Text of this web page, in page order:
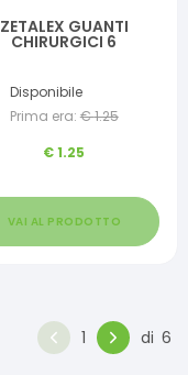
ZETALEX GUANTI
CHIRURGICI 6
Disponibile
Prima era: €1.25
€1.25
VAI AL PRODOTTO
1 di 6